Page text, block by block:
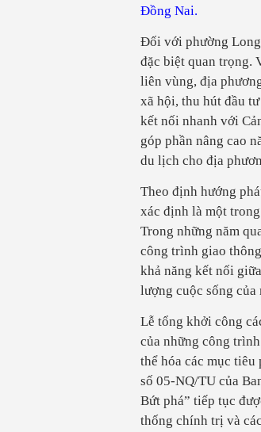
Đồng Nai.
Đối với phường
đặc biệt quan trọng.
liên vùng, địa
xã hội, thu hút đầu
kết nối nhanh với
góp phần nâng cao
du lịch cho địa
Theo định hướng
xác định là một
Trong những năm
công trình giao
khả năng kết nối
lượng cuộc sống của
Lễ tổng khởi công
của những công
thể hóa các mục
số 05-NQ/TU của
Bứt phá” tiếp tục
thống chính trị và